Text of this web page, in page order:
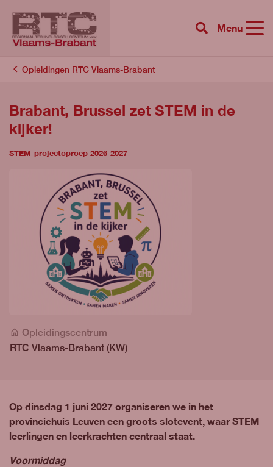
{{ Menu
Opleidingen RTC Vlaams-Brabant
Brabant, Brussel zet STEM in de
kijker!
STEM-projectoproep 2026-2027
Opleidingscentrum
RTC Vlaams-Brabant (KW)
Op dinsdag 1 juni 2027 organiseren we in het
provinciehuis Leuven een groots slotevent, waar STEM
leerlingen en leerkrachten centraal staat.
Voormiddag